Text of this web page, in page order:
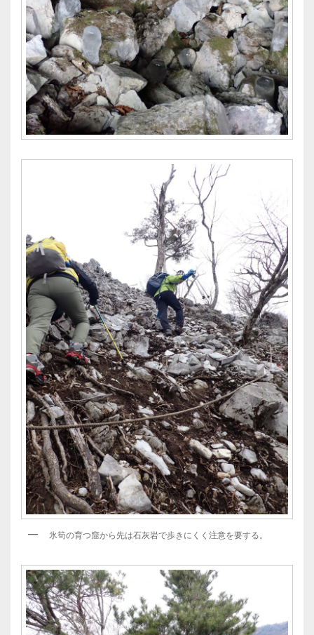
氷筍の育つ窟から先は石灰岩で歩きにくく注意を要する。